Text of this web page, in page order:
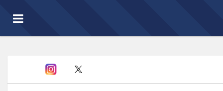
Toggle
navigation